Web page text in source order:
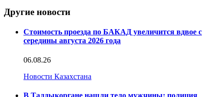
Другие новости
Стоимость проезда по БАКАД увеличится вдвое с
середины августа 2026 года
06.08.26
Новости Казахстана
В Талдыкоргане нашли тело мужчины: полиция